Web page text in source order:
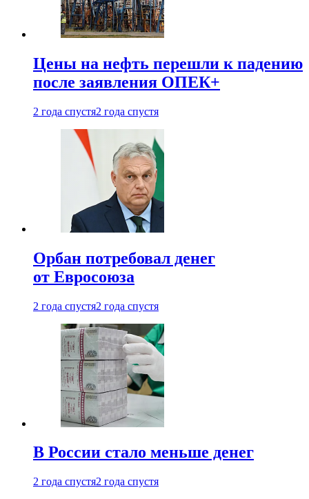
Цены на нефть перешли к падению
после заявления ОПЕК+
2 года спустя2 года спустя
Орбан потребовал денег
от Евросоюза
2 года спустя2 года спустя
В России стало меньше денег
2 года спустя2 года спустя